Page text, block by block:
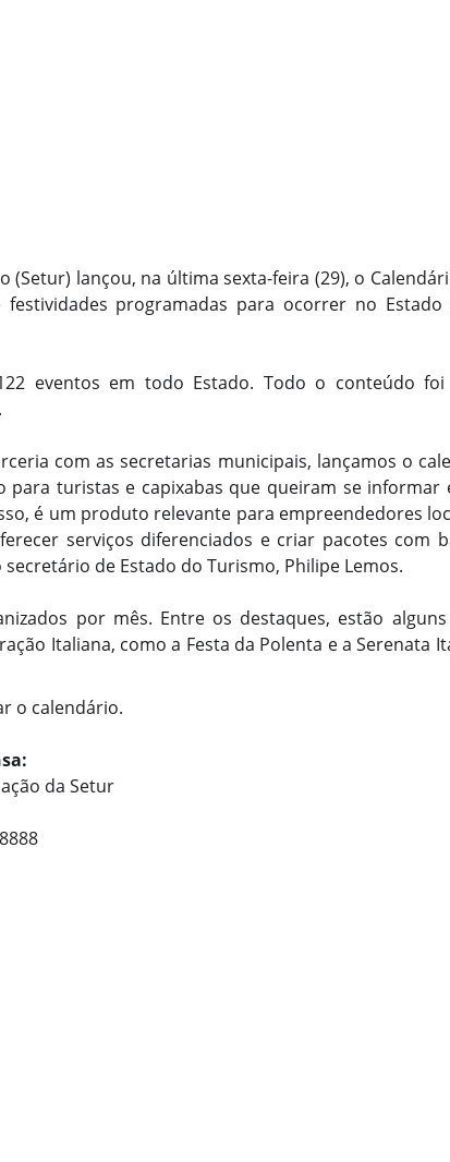
(Setur) lançou, na última sexta-feira (29), o
festividades programadas para ocorrer no
eventos em todo Estado. Todo o conteúdo
com as secretarias municipais, lançamos o
turistas e capixabas que queiram se informar
é um produto relevante para empreendedores
serviços diferenciados e criar pacotes com
de Estado do Turismo, Philipe Lemos.
por mês. Entre os destaques, estão
Italiana, como a Festa da Polenta e a Serenata
o calendário.
da Setur